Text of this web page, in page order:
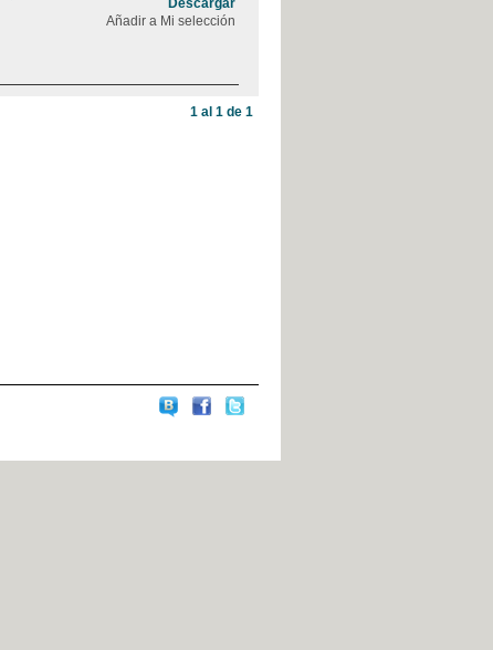
Descargar
Añadir a Mi selección
1 al 1 de 1